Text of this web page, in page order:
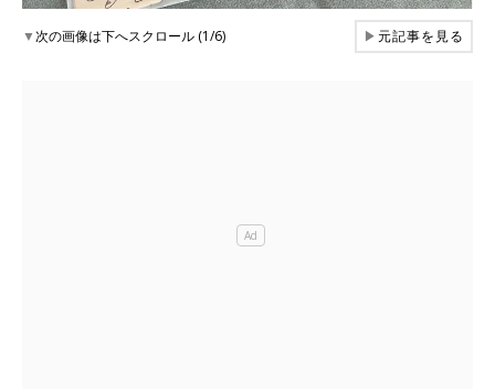
▼次の画像は下へスクロール (1/6) ▶元記事を見る